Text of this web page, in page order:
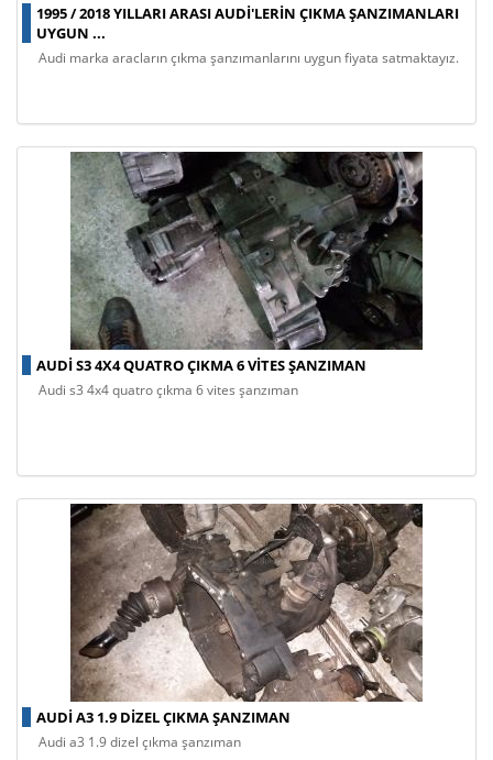
1995 / 2018 YILLARI ARASI AUDI'LERIN ÇIKMA ŞANZIMANLARI
UYGUN ...
audi marka aracların çıkma şanzımanlarını uygun fiyata satmaktayız.
AUDI S3 4X4 QUATRO ÇIKMA 6 VITES ŞANZIMAN
audi s3 4x4 quatro çıkma 6 vites şanzıman
AUDI A3 1.9 DIZEL ÇIKMA ŞANZIMAN
audi a3 1.9 dizel çıkma şanzıman